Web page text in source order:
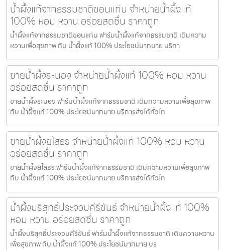
น้ำผึ้งแท้จากธรรมชาติขอนแก่น จำหน่ายน้ำผึ้งแท้
100% หอม หวาน อร่อยสดชื่น ราคาถูก
น้ำผึ้งแท้จากธรรมชาติขอนแก่น ฟาร์มน้ำผึ้งแท้จากธรรมชาติ เติมความ
หวานเพื่อสุขภาพ กับ น้ำผึ้งแท้ 100% ประโยชน์มากมาย บริกา
ขายน้ำผึ้งระนอง จำหน่ายน้ำผึ้งแท้ 100% หอม หวาน
อร่อยสดชื่น ราคาถูก
ขายน้ำผึ้งระนอง ฟาร์มน้ำผึ้งแท้จากธรรมชาติ เติมความหวานเพื่อสุขภาพ
กับ น้ำผึ้งแท้ 100% ประโยชน์มากมาย บริการส่งได้ทั่วไท
ขายน้ำผึ้งยโสธร จำหน่ายน้ำผึ้งแท้ 100% หอม หวาน
อร่อยสดชื่น ราคาถูก
ขายน้ำผึ้งยโสธร ฟาร์มน้ำผึ้งแท้จากธรรมชาติ เติมความหวานเพื่อสุขภาพ
กับ น้ำผึ้งแท้ 100% ประโยชน์มากมาย บริการส่งได้ทั่วไท
น้ำผึ้งบริสุทธิ์ประจวบคีรีขันธ์ จำหน่ายน้ำผึ้งแท้ 100%
หอม หวาน อร่อยสดชื่น ราคาถูก
น้ำผึ้งบริสุทธิ์ประจวบคีรีขันธ์ ฟาร์มน้ำผึ้งแท้จากธรรมชาติ เติมความหวาน
เพื่อสุขภาพ กับ น้ำผึ้งแท้ 100% ประโยชน์มากมาย บร